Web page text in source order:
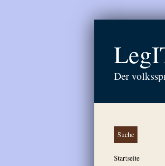
Der
Suche
Startseite